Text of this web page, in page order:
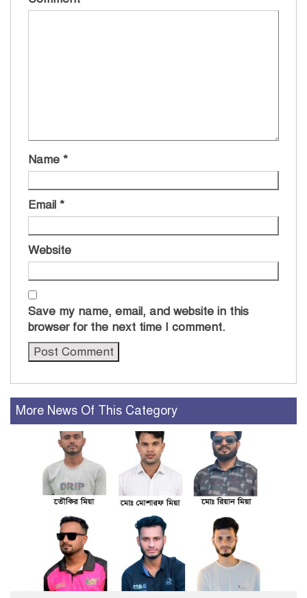
Name *
Email *
Website
Save my name, email, and website in this
browser for the next time I comment.
More News Of This Category